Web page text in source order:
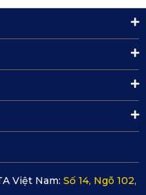
Việt Nam: Số 14, Ngõ 102,